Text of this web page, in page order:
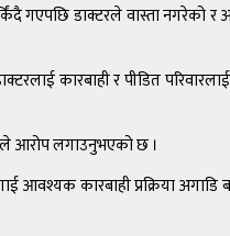
गएपछि डाक्टरले वास्ता
कारबाही र पीडित
आरोप लगाउनुभएको छ ।
कारबाही प्रक्रिया